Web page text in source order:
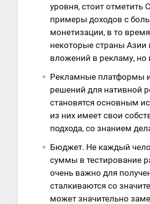
уровня, стоит
примеры доходов с
монетизации, в то
некоторые страны
вложений в рекламу,
Рекламные платформы
решений для нативной
становятся основным
из них имеет свои
подхода, со знанием
Бюджет. Не каждый
суммы в тестирование
очень важно для
сталкиваются со
может значительно